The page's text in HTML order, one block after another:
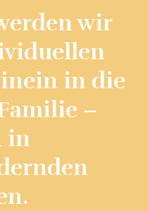
wir
in die
–
in